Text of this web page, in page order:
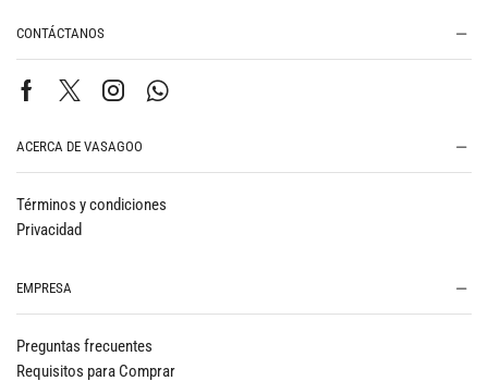
CONTÁCTANOS
ACERCA DE VASAGOO
Términos y condiciones
Privacidad
EMPRESA
Preguntas frecuentes
Requisitos para Comprar